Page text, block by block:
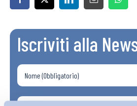
Iscriviti alla